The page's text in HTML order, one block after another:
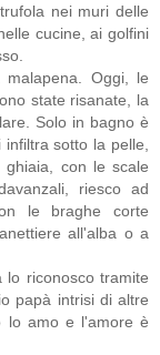
nei muri delle
cucine, ai golfini
Oggi, le
state risanate, la
Solo in bagno è
sotto la pelle,
con le scale
riesco ad
le braghe corte
all'alba o a
riconosco tramite
papà intrisi di altre
lo amo e l'amore è